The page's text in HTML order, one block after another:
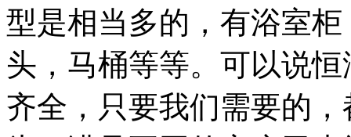
型是相当多的，有浴室
头，马桶等等。可以说
齐全，只要我们需要的